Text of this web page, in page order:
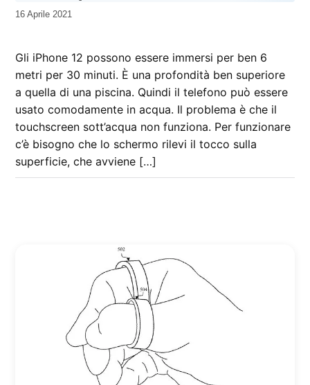
da
16 Aprile 2021
Gli iPhone 12 possono essere immersi per ben 6
metri per 30 minuti. È una profondità ben superiore
a quella di una piscina. Quindi il telefono può essere
usato comodamente in acqua. Il problema è che il
touchscreen sott’acqua non funziona. Per funzionare
c’è bisogno che lo schermo rilevi il tocco sulla
superficie, che avviene […]